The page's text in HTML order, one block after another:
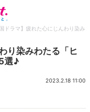
国ドラマ】疲れた心にじんわり染み
り染みわたる「ヒ
選♪
2023.2.18 11:00